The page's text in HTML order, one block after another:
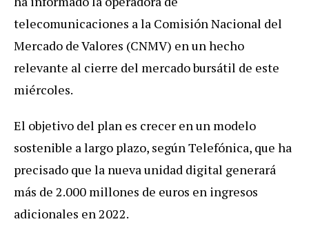
telecomunicaciones a la Comisión Nacional del
Mercado de Valores (CNMV) en un hecho
relevante al cierre del mercado bursátil de este
miércoles.
El objetivo del plan es crecer en un modelo
sostenible a largo plazo, según Telefónica, que ha
precisado que la nueva unidad digital generará
más de 2.000 millones de euros en ingresos
adicionales en 2022.